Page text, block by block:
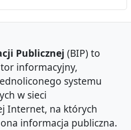
Publicznej (BIP) to
informacyjny,
systemu
w sieci
Internet, na których
informacja publiczna.